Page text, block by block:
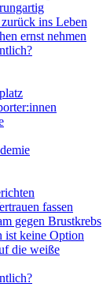
ins Leben
ernst nehmen
fassen
gegen Brustkrebs
ist keine Option
die weiße